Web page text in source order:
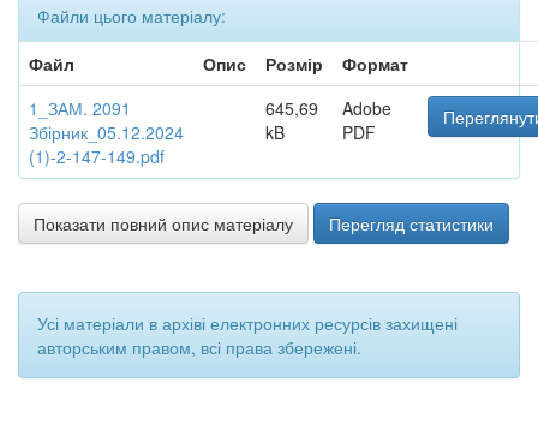
Файли цього матеріалу:
Файл
Опис Розмір
Формат
1_ЗАМ. 2091
Збірник_05.12.2024
(1)-2-147-149.pdf
645,69
kB
Adobe
PDF
Показати повний опис матеріалу Перегляд статистики
Усі матеріали в архіві електронних ресурсів захищені
авторським правом, всі права збережені.